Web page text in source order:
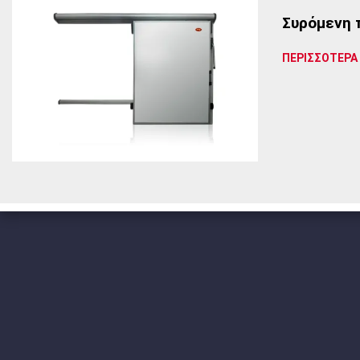
Συρόμενη
ΠΕΡΙΣΣΟΤΕΡΑ